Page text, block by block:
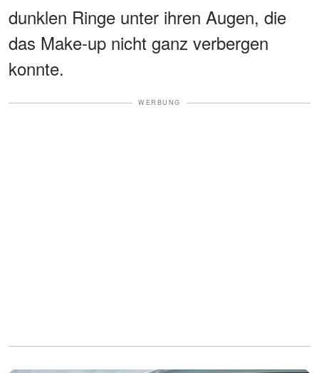
dunklen Ringe unter ihren Augen, die
das Make-up nicht ganz verbergen
konnte.
WERBUNG